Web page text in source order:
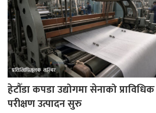
हेटौँडा कपडा उद्योगमा सेनाको प्राविधिक
परीक्षण उत्पादन सुरु